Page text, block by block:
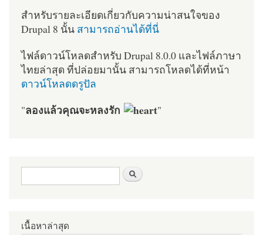
สำหรับรายละเอียดเกี่ยวกับความน่าสนใจของ
Drupal 8 นั้น สามารถอ่านได้ที่นี่
ไฟล์ดาวน์โหลดสำหรับ Drupal 8.0.0 และไฟล์ภาษา
ไทยล่าสุด ที่ปล่อยมานั้น สามารถโหลดได้ที่หน้า
ดาวน์โหลดดรูปัล
"ลองแล้วคุณจะหลงรัก "
ฟอร์มค้นหา
เนื้อหาล่าสุด